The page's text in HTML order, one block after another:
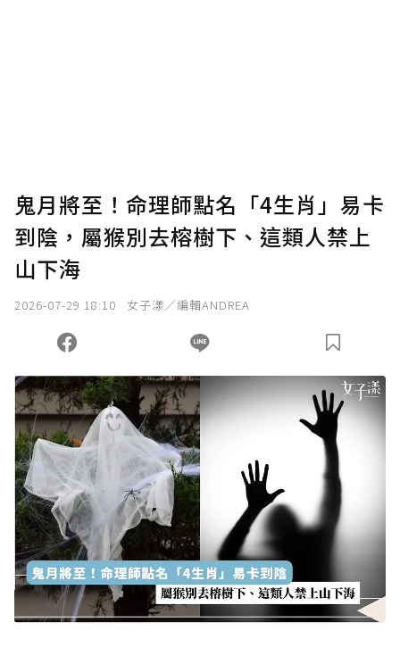
鬼月將至！命理師點名「4生肖」易卡
到陰，屬猴別去榕樹下、這類人禁上
山下海
2026-07-29 18:10 女子漾／編輯ANDREA